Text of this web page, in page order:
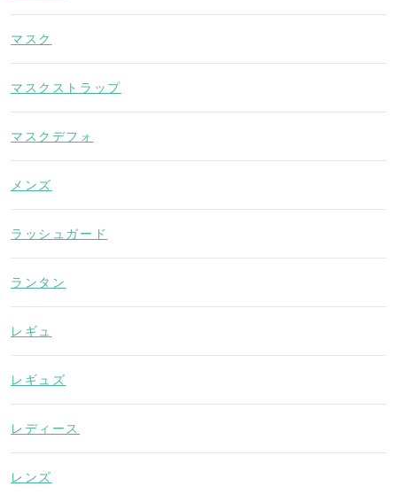
マスク
マスクストラップ
マスクデフォ
メンズ
ラッシュガード
ランタン
レギュ
レギュズ
レディース
レンズ